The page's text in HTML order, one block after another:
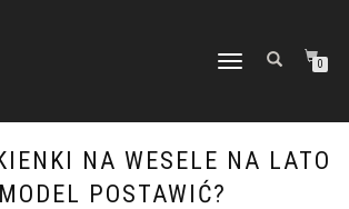
TOGGLE
0
NA WESELE NA LATO
POSTAWIĆ?